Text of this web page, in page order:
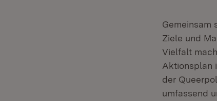
Gemeinsam
Ziele und
Vielfalt
Aktionsplan
der
umfassend